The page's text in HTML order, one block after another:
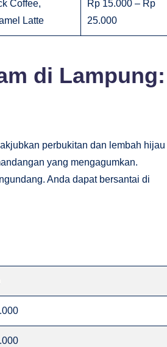
Coffee,
Latte
Rp 15.000 – Rp
25.000
di Lampung:
perbukitan dan lembah hijau
yang mengagumkan.
Anda dapat bersantai di